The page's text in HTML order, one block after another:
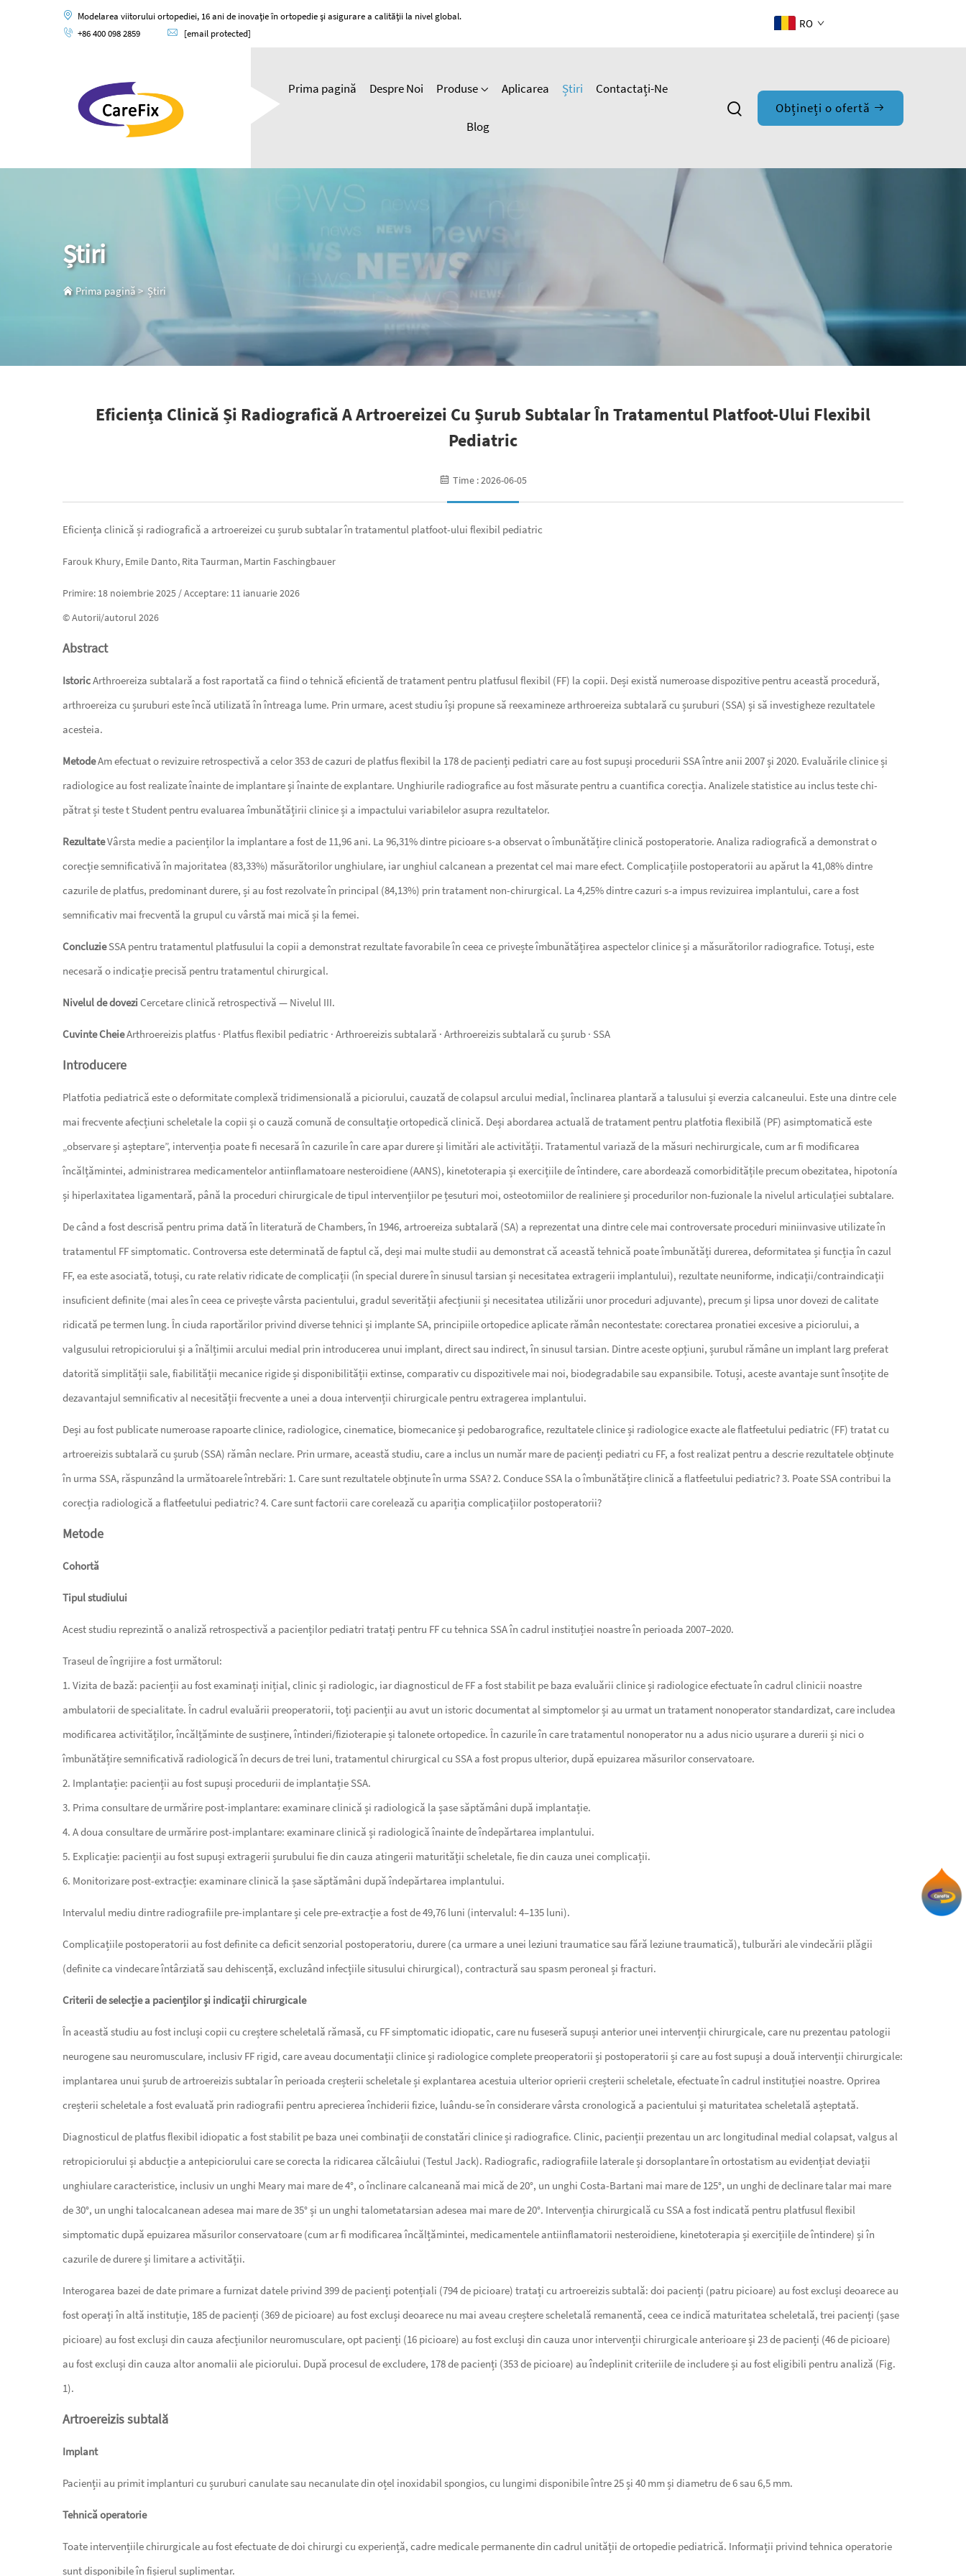
Modelarea viitorului ortopediei, 16 ani de inovație în ortopedie și asigurare a calității la nivel global.
+86 400 098 2859
[email protected]
RO
Prima pagină Despre Noi Produse Aplicarea Știri Contactați-Ne
Blog
Obțineți o ofertă
Știri
Prima pagină> Știri
Eficiența Clinică Și Radiografică A Artroereizei Cu Șurub Subtalar În Tratamentul Platfoot-Ului Flexibil
Pediatric
Time : 2026-06-05
Eficiența clinică și radiografică a artroereizei cu șurub subtalar în tratamentul platfoot-ului flexibil pediatric
Farouk Khury, Emile Danto, Rita Taurman, Martin Faschingbauer
Primire: 18 noiembrie 2025 / Acceptare: 11 ianuarie 2026
© Autorii/autorul 2026
Abstract
IstoricArthroereiza subtalară a fost raportată ca fiind o tehnică eficientă de tratament pentru platfusul flexibil (FF) la copii. Deși există numeroase dispozitive pentru această procedură,
arthroereiza cu șuruburi este încă utilizată în întreaga lume. Prin urmare, acest studiu își propune să reexamineze arthroereiza subtalară cu șuruburi (SSA) și să investigheze rezultatele
acesteia.
MetodeAm efectuat o revizuire retrospectivă a celor 353 de cazuri de platfus flexibil la 178 de pacienți pediatri care au fost supuși procedurii SSA între anii 2007 și 2020. Evaluările clinice și
radiologice au fost realizate înainte de implantare și înainte de explantare. Unghiurile radiografice au fost măsurate pentru a cuantifica corecția. Analizele statistice au inclus teste chi-
pătrat și teste t Student pentru evaluarea îmbunătățirii clinice și a impactului variabilelor asupra rezultatelor.
RezultateVârsta medie a pacienților la implantare a fost de 11,96 ani. La 96,31% dintre picioare s-a observat o îmbunătățire clinică postoperatorie. Analiza radiografică a demonstrat o
corecție semnificativă în majoritatea (83,33%) măsurătorilor unghiulare, iar unghiul calcanean a prezentat cel mai mare efect. Complicațiile postoperatorii au apărut la 41,08% dintre
cazurile de platfus, predominant durere, și au fost rezolvate în principal (84,13%) prin tratament non-chirurgical. La 4,25% dintre cazuri s-a impus revizuirea implantului, care a fost
semnificativ mai frecventă la grupul cu vârstă mai mică și la femei.
ConcluzieSSA pentru tratamentul platfusului la copii a demonstrat rezultate favorabile în ceea ce privește îmbunătățirea aspectelor clinice și a măsurătorilor radiografice. Totuși, este
necesară o indicație precisă pentru tratamentul chirurgical.
Nivelul de doveziCercetare clinică retrospectivă — Nivelul III.
Cuvinte CheieArthroereizis platfus · Platfus flexibil pediatric · Arthroereizis subtalară · Arthroereizis subtalară cu șurub · SSA
Introducere
Platfotia pediatrică este o deformitate complexă tridimensională a piciorului, cauzată de colapsul arcului medial, înclinarea plantară a talusului și everzia calcaneului. Este una dintre cele
mai frecvente afecțiuni scheletale la copii și o cauză comună de consultație ortopedică clinică. Deși abordarea actuală de tratament pentru platfotia flexibilă (PF) asimptomatică este
„observare și așteptare”, intervenția poate fi necesară în cazurile în care apar durere și limitări ale activității. Tratamentul variază de la măsuri nechirurgicale, cum ar fi modificarea
încălțămintei, administrarea medicamentelor antiinflamatoare nesteroidiene (AANS), kinetoterapia și exercițiile de întindere, care abordează comorbiditățile precum obezitatea, hipotonía
și hiperlaxitatea ligamentară, până la proceduri chirurgicale de tipul intervențiilor pe țesuturi moi, osteotomiilor de realiniere și procedurilor non-fuzionale la nivelul articulației subtalare.
De când a fost descrisă pentru prima dată în literatură de Chambers, în 1946, artroereiza subtalară (SA) a reprezentat una dintre cele mai controversate proceduri miniinvasive utilizate în
tratamentul FF simptomatic. Controversa este determinată de faptul că, deși mai multe studii au demonstrat că această tehnică poate îmbunătăți durerea, deformitatea și funcția în cazul
FF, ea este asociată, totuși, cu rate relativ ridicate de complicații (în special durere în sinusul tarsian și necesitatea extragerii implantului), rezultate neuniforme, indicații/contraindicații
insuficient definite (mai ales în ceea ce privește vârsta pacientului, gradul severității afecțiunii și necesitatea utilizării unor proceduri adjuvante), precum și lipsa unor dovezi de calitate
ridicată pe termen lung. În ciuda raportărilor privind diverse tehnici și implante SA, principiile ortopedice aplicate rămân necontestate: corectarea pronatiei excesive a piciorului, a
valgusului retropiciorului și a înălțimii arcului medial prin introducerea unui implant, direct sau indirect, în sinusul tarsian. Dintre aceste opțiuni, șurubul rămâne un implant larg preferat
datorită simplității sale, fiabilității mecanice rigide și disponibilității extinse, comparativ cu dispozitivele mai noi, biodegradabile sau expansibile. Totuși, aceste avantaje sunt însoțite de
dezavantajul semnificativ al necesității frecvente a unei a doua intervenții chirurgicale pentru extragerea implantului.
Deși au fost publicate numeroase rapoarte clinice, radiologice, cinematice, biomecanice și pedobarografice, rezultatele clinice și radiologice exacte ale flatfeetului pediatric (FF) tratat cu
artroereizis subtalară cu șurub (SSA) rămân neclare. Prin urmare, această studiu, care a inclus un număr mare de pacienți pediatri cu FF, a fost realizat pentru a descrie rezultatele obținute
în urma SSA, răspunzând la următoarele întrebări: 1. Care sunt rezultatele obținute în urma SSA? 2. Conduce SSA la o îmbunătățire clinică a flatfeetului pediatric? 3. Poate SSA contribui la
corecția radiologică a flatfeetului pediatric? 4. Care sunt factorii care corelează cu apariția complicațiilor postoperatorii?
Metode
Cohortă
Tipul studiului
Acest studiu reprezintă o analiză retrospectivă a pacienților pediatri tratați pentru FF cu tehnica SSA în cadrul instituției noastre în perioada 2007–2020.
Traseul de îngrijire a fost următorul:
1. Vizita de bază: pacienții au fost examinați inițial, clinic și radiologic, iar diagnosticul de FF a fost stabilit pe baza evaluării clinice și radiologice efectuate în cadrul clinicii noastre
ambulatorii de specialitate. În cadrul evaluării preoperatorii, toți pacienții au avut un istoric documentat al simptomelor și au urmat un tratament nonoperator standardizat, care includea
modificarea activităților, încălțăminte de susținere, întinderi/fizioterapie și talonete ortopedice. În cazurile în care tratamentul nonoperator nu a adus nicio ușurare a durerii și nici o
îmbunătățire semnificativă radiologică în decurs de trei luni, tratamentul chirurgical cu SSA a fost propus ulterior, după epuizarea măsurilor conservatoare.
2. Implantație: pacienții au fost supuși procedurii de implantație SSA.
3. Prima consultare de urmărire post-implantare: examinare clinică și radiologică la șase săptămâni după implantație.
4. A doua consultare de urmărire post-implantare: examinare clinică și radiologică înainte de îndepărtarea implantului.
5. Explicație: pacienții au fost supuși extragerii șurubului fie din cauza atingerii maturității scheletale, fie din cauza unei complicații.
6. Monitorizare post-extracție: examinare clinică la șase săptămâni după îndepărtarea implantului.
Intervalul mediu dintre radiografiile pre-implantare și cele pre-extracție a fost de 49,76 luni (intervalul: 4–135 luni).
Complicațiile postoperatorii au fost definite ca deficit senzorial postoperatoriu, durere (ca urmare a unei leziuni traumatice sau fără leziune traumatică), tulburări ale vindecării plăgii
(definite ca vindecare întârziată sau dehiscență, excluzând infecțiile situsului chirurgical), contractură sau spasm peroneal și fracturi.
Criterii de selecție a pacienților și indicații chirurgicale
În această studiu au fost incluși copii cu creștere scheletală rămasă, cu FF simptomatic idiopatic, care nu fuseseră supuși anterior unei intervenții chirurgicale, care nu prezentau patologii
neurogene sau neuromusculare, inclusiv FF rigid, care aveau documentații clinice și radiologice complete preoperatorii și postoperatorii și care au fost supuși a două intervenții chirurgicale:
implantarea unui șurub de artroereizis subtalar în perioada creșterii scheletale și explantarea acestuia ulterior oprierii creșterii scheletale, efectuate în cadrul instituției noastre. Oprirea
creșterii scheletale a fost evaluată prin radiografii pentru aprecierea închiderii fizice, luându-se în considerare vârsta cronologică a pacientului și maturitatea scheletală așteptată.
Diagnosticul de platfus flexibil idiopatic a fost stabilit pe baza unei combinații de constatări clinice și radiografice. Clinic, pacienții prezentau un arc longitudinal medial colapsat, valgus al
retropiciorului și abducție a antepiciorului care se corecta la ridicarea călcâiului (Testul Jack). Radiografic, radiografiile laterale și dorsoplantare în ortostatism au evidențiat deviații
unghiulare caracteristice, inclusiv un unghi Meary mai mare de 4°, o înclinare calcaneană mai mică de 20°, un unghi Costa-Bartani mai mare de 125°, un unghi de declinare talar mai mare
de 30°, un unghi talocalcanean adesea mai mare de 35° și un unghi talometatarsian adesea mai mare de 20°. Intervenția chirurgicală cu SSA a fost indicată pentru platfusul flexibil
simptomatic după epuizarea măsurilor conservatoare (cum ar fi modificarea încălțămintei, medicamentele antiinflamatorii nesteroidiene, kinetoterapia și exercițiile de întindere) și în
cazurile de durere și limitare a activității.
Interogarea bazei de date primare a furnizat datele privind 399 de pacienți potențiali (794 de picioare) tratați cu artroereizis subtală: doi pacienți (patru picioare) au fost excluși deoarece au
fost operați în altă instituție, 185 de pacienți (369 de picioare) au fost excluși deoarece nu mai aveau creștere scheletală remanentă, ceea ce indică maturitatea scheletală, trei pacienți (șase
picioare) au fost excluși din cauza afecțiunilor neuromusculare, opt pacienți (16 picioare) au fost excluși din cauza unor intervenții chirurgicale anterioare și 23 de pacienți (46 de picioare)
au fost excluși din cauza altor anomalii ale piciorului. După procesul de excludere, 178 de pacienți (353 de picioare) au îndeplinit criteriile de includere și au fost eligibili pentru analiză (Fig.
1).
Artroereizis subtală
Implant
Pacienții au primit implanturi cu șuruburi canulate sau necanulate din oțel inoxidabil spongios, cu lungimi disponibile între 25 și 40 mm și diametru de 6 sau 6,5 mm.
Tehnică operatorie
Toate intervențiile chirurgicale au fost efectuate de doi chirurgi cu experiență, cadre medicale permanente din cadrul unității de ortopedie pediatrică. Informații privind tehnica operatorie
sunt disponibile în fișierul suplimentar.